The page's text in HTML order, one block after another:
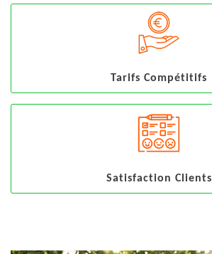
Tarifs Compétitifs
Satisfaction Clients